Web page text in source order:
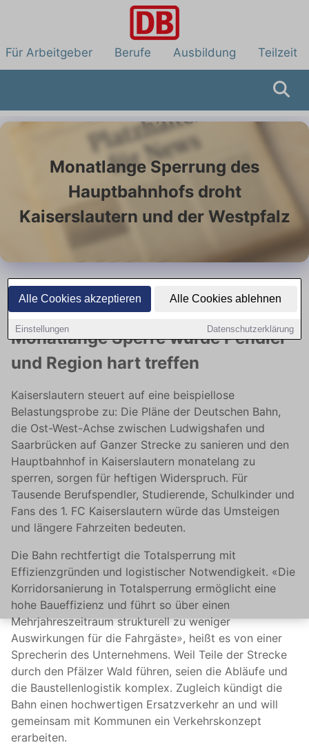
Alle Cookies akzeptieren Alle Cookies ablehnen
Einstellungen Datenschutzerklärung
Für Arbeitgeber Berufe Ausbildung Teilzeit
Monatlange Sperrung des
Hauptbahnhofs droht
Kaiserslautern und der Westpfalz
29. Mai 2026
Monatlange Sperre würde Pendler
und Region hart treffen
Kaiserslautern steuert auf eine beispiellose
Belastungsprobe zu: Die Pläne der Deutschen Bahn,
die Ost-West-Achse zwischen Ludwigshafen und
Saarbrücken auf Ganzer Strecke zu sanieren und den
Hauptbahnhof in Kaiserslautern monatelang zu
sperren, sorgen für heftigen Widerspruch. Für
Tausende Berufspendler, Studierende, Schulkinder und
Fans des 1. FC Kaiserslautern würde das Umsteigen
und längere Fahrzeiten bedeuten.
Die Bahn rechtfertigt die Totalsperrung mit
Effizienzgründen und logistischer Notwendigkeit. «Die
Korridorsanierung in Totalsperrung ermöglicht eine
hohe Baueffizienz und führt so über einen
Mehrjahreszeitraum strukturell zu weniger
Auswirkungen für die Fahrgäste», heißt es von einer
Sprecherin des Unternehmens. Weil Teile der Strecke
durch den Pfälzer Wald führen, seien die Abläufe und
die Baustellenlogistik komplex. Zugleich kündigt die
Bahn einen hochwertigen Ersatzverkehr an und will
gemeinsam mit Kommunen ein Verkehrskonzept
erarbeiten.